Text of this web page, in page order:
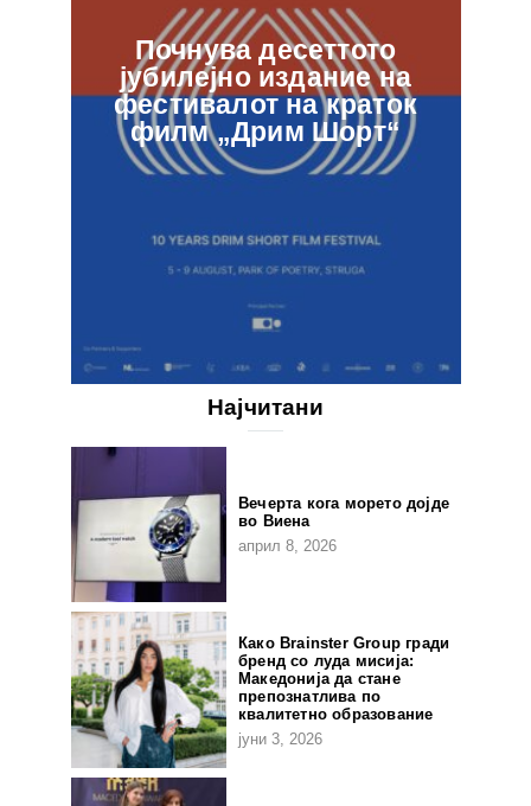
Почнува десеттото
јубилејно издание на
фестивалот на краток
филм „Дрим Шорт“
Најчитани
Вечерта кога морето дојде
во Виена
април 8, 2026
Како Brainster Group гради
бренд со луда мисија:
Македонија да стане
препознатлива по
квалитетно образование
јуни 3, 2026